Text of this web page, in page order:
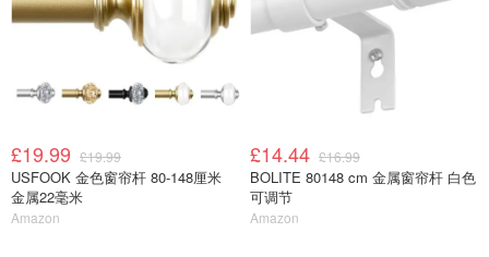
£19.99 £19.99
USFOOK 金色窗帘杆 80-148厘米
金属22毫米
Amazon
£14.44 £16.99
BOLITE 80148 cm 金属窗帘杆 白色
可调节
Amazon